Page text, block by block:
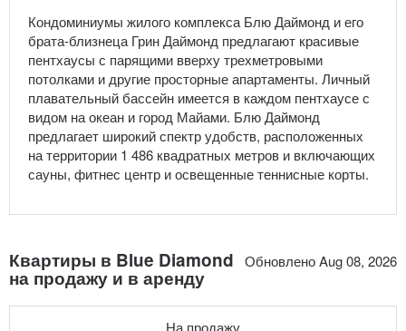
Кондоминиумы жилого комплекса Блю Даймонд и его
брата-близнеца Грин Даймонд предлагают красивые
пентхаусы с парящими вверху трехметровыми
потолками и другие просторные апартаменты. Личный
плавательный бассейн имеется в каждом пентхаусе с
видом на океан и город Майами. Блю Даймонд
предлагает широкий спектр удобств, расположенных
на территории 1 486 квадратных метров и включающих
сауны, фитнес центр и освещенные теннисные корты.
Обновлено Aug 08, 2026
Квартиры в Blue Diamond
на продажу и в аренду
На продажу